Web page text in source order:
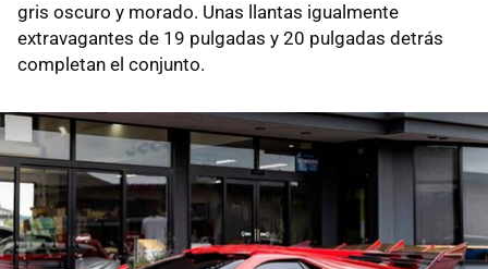
gris oscuro y morado. Unas llantas igualmente
extravagantes de 19 pulgadas y 20 pulgadas detrás
completan el conjunto.